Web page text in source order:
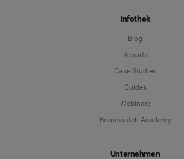
Infothek
Blog
Reports
Case Studies
Guides
Webinare
Brandwatch Academy
Unternehmen